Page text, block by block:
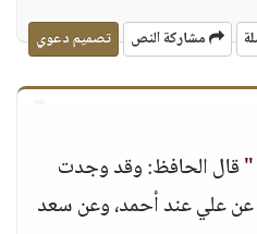
مشاركة النص تصميم دعوي
قال الحافظ: وقد وجدت
عن علي عند أحمد، وعن سعد